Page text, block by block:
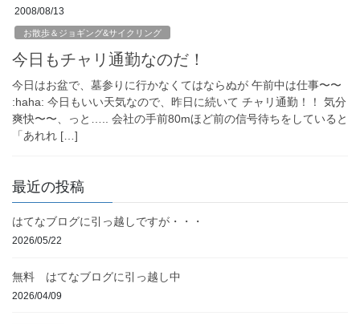
2008/08/13
お散歩＆ジョギング&サイクリング
今日もチャリ通勤なのだ！
今日はお盆で、墓参りに行かなくてはならぬが 午前中は仕事〜〜
:haha: 今日もいい天気なので、昨日に続いて チャリ通勤！！ 気分
爽快〜〜、っと….. 会社の手前80mほど前の信号待ちをしていると
「あれれ […]
最近の投稿
はてなブログに引っ越しですが・・・
2026/05/22
無料 はてなブログに引っ越し中
2026/04/09